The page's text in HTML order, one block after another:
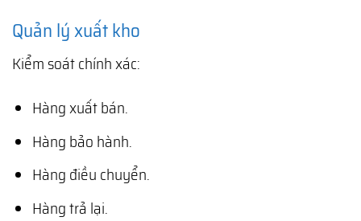
Quản lý xuất kho
Kiểm soát chính xác:
Hàng xuất bán.
Hàng bảo hành.
Hàng điều chuyển.
Hàng trả lại.